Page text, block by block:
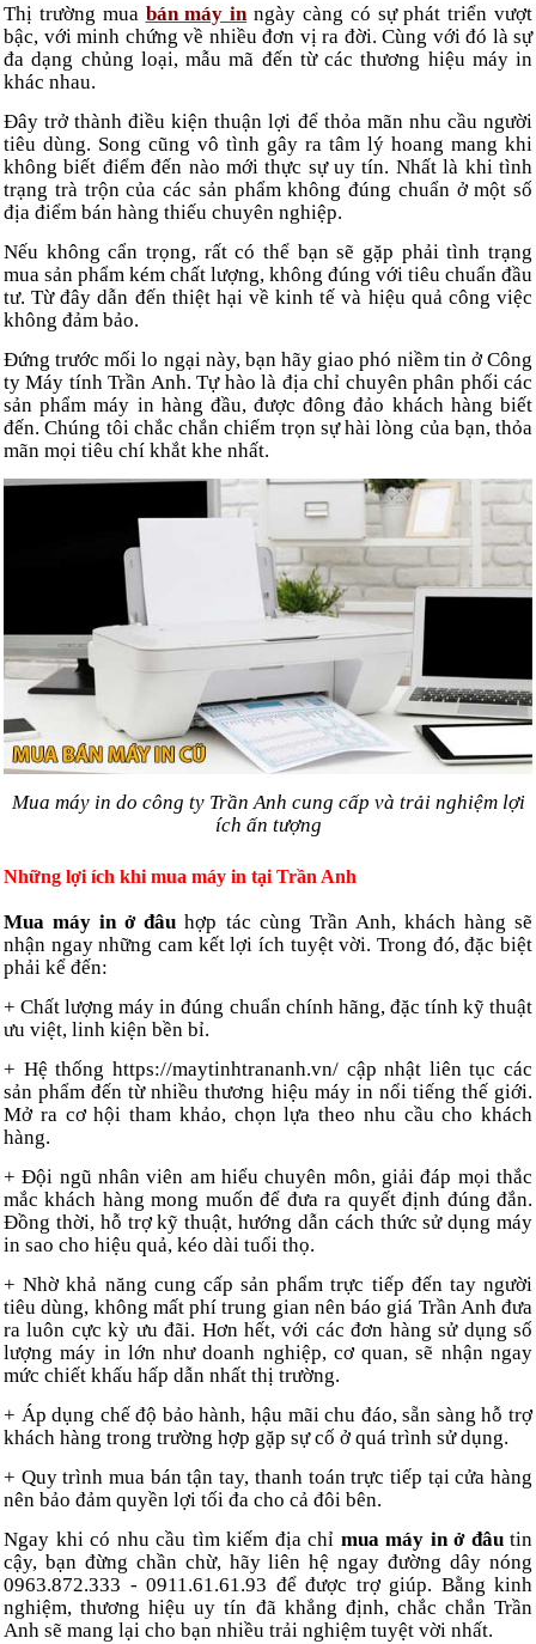
Thị trường mua bán máy in ngày càng có sự phát triển vượt
bậc, với minh chứng về nhiều đơn vị ra đời. Cùng với đó là sự
đa dạng chủng loại, mẫu mã đến từ các thương hiệu máy in
khác nhau.
Đây trở thành điều kiện thuận lợi để thỏa mãn nhu cầu người
tiêu dùng. Song cũng vô tình gây ra tâm lý hoang mang khi
không biết điểm đến nào mới thực sự uy tín. Nhất là khi tình
trạng trà trộn của các sản phẩm không đúng chuẩn ở một số
địa điểm bán hàng thiếu chuyên nghiệp.
Nếu không cẩn trọng, rất có thể bạn sẽ gặp phải tình trạng
mua sản phẩm kém chất lượng, không đúng với tiêu chuẩn đầu
tư. Từ đây dẫn đến thiệt hại về kinh tế và hiệu quả công việc
không đảm bảo.
Đứng trước mối lo ngại này, bạn hãy giao phó niềm tin ở Công
ty Máy tính Trần Anh. Tự hào là địa chỉ chuyên phân phối các
sản phẩm máy in hàng đầu, được đông đảo khách hàng biết
đến. Chúng tôi chắc chắn chiếm trọn sự hài lòng của bạn, thỏa
mãn mọi tiêu chí khắt khe nhất.
Mua máy in do công ty Trần Anh cung cấp và trải nghiệm lợi
ích ấn tượng
Những lợi ích khi mua máy in tại Trần Anh
Mua máy in ở đâu hợp tác cùng Trần Anh, khách hàng sẽ
nhận ngay những cam kết lợi ích tuyệt vời. Trong đó, đặc biệt
phải kể đến:
+ Chất lượng máy in đúng chuẩn chính hãng, đặc tính kỹ thuật
ưu việt, linh kiện bền bỉ.
+ Hệ thống https://maytinhtrananh.vn/ cập nhật liên tục các
sản phẩm đến từ nhiều thương hiệu máy in nổi tiếng thế giới.
Mở ra cơ hội tham khảo, chọn lựa theo nhu cầu cho khách
hàng.
+ Đội ngũ nhân viên am hiểu chuyên môn, giải đáp mọi thắc
mắc khách hàng mong muốn để đưa ra quyết định đúng đắn.
Đồng thời, hỗ trợ kỹ thuật, hướng dẫn cách thức sử dụng máy
in sao cho hiệu quả, kéo dài tuổi thọ.
+ Nhờ khả năng cung cấp sản phẩm trực tiếp đến tay người
tiêu dùng, không mất phí trung gian nên báo giá Trần Anh đưa
ra luôn cực kỳ ưu đãi. Hơn hết, với các đơn hàng sử dụng số
lượng máy in lớn như doanh nghiệp, cơ quan, sẽ nhận ngay
mức chiết khấu hấp dẫn nhất thị trường.
+ Áp dụng chế độ bảo hành, hậu mãi chu đáo, sẵn sàng hỗ trợ
khách hàng trong trường hợp gặp sự cố ở quá trình sử dụng.
+ Quy trình mua bán tận tay, thanh toán trực tiếp tại cửa hàng
nên bảo đảm quyền lợi tối đa cho cả đôi bên.
Ngay khi có nhu cầu tìm kiếm địa chỉ mua máy in ở đâu tin
cậy, bạn đừng chần chừ, hãy liên hệ ngay đường dây nóng
0963.872.333 - 0911.61.61.93 để được trợ giúp. Bằng kinh
nghiệm, thương hiệu uy tín đã khẳng định, chắc chắn Trần
Anh sẽ mang lại cho bạn nhiều trải nghiệm tuyệt vời nhất.